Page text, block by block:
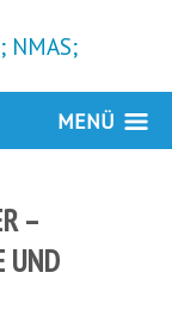
NMAS;
MENÜ
–
UND